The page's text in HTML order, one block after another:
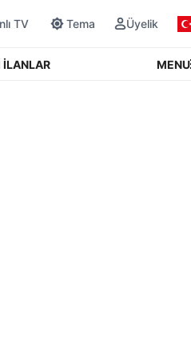
TV Tema Üyelik
İLANLAR MENU